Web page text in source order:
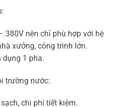
380V nên chỉ phù hợp với hệ
xưởng, công trình lớn.
dụng 1 pha.
trường nước:
chi phí tiết kiệm.